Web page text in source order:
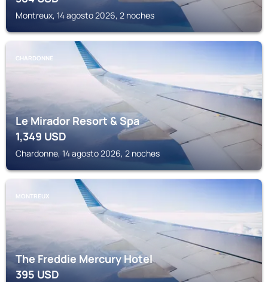
Montreux, 14 agosto 2026, 2 noches
CHARDONNE
Le Mirador Resort & Spa
1,349USD
Chardonne, 14 agosto 2026, 2 noches
MONTREUX
The Freddie Mercury Hotel
395USD